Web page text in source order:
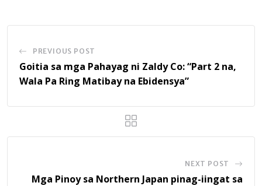
PREVIOUS POST
Goitia sa mga Pahayag ni Zaldy Co: “Part 2 na,
Wala Pa Ring Matibay na Ebidensya”
NEXT POST
Mga Pinoy sa Northern Japan pinag-iingat sa